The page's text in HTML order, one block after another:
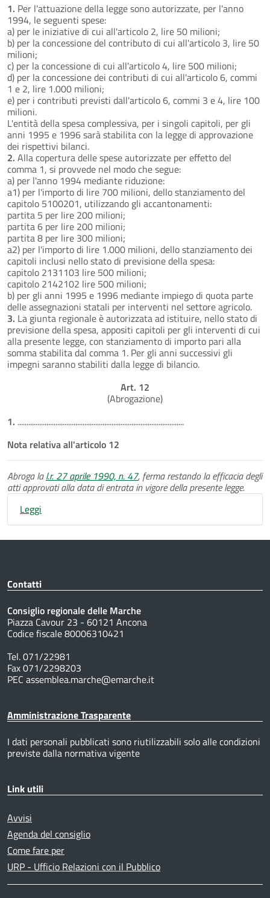
1. Per l'attuazione della legge sono autorizzate, per l'anno
1994, le seguenti spese:
a) per le iniziative di cui all'articolo 2, lire 50 milioni;
b) per la concessione del contributo di cui all'articolo 3, lire 50
milioni;
c) per la concessione di cui all'articolo 4, lire 500 milioni;
d) per la concessione dei contributi di cui all'articolo 6, commi
1 e 2, lire 1.000 milioni;
e) per i contributi previsti dall'articolo 6, commi 3 e 4, lire 100
milioni.
L'entità della spesa complessiva, per i singoli capitoli, per gli
anni 1995 e 1996 sarà stabilita con la legge di approvazione
dei rispettivi bilanci.
2. Alla copertura delle spese autorizzate per effetto del
comma 1, si provvede nel modo che segue:
a) per l'anno 1994 mediante riduzione:
a1) per l'importo di lire 700 milioni, dello stanziamento del
capitolo 5100201, utilizzando gli accantonamenti:
partita 5 per lire 200 milioni;
partita 6 per lire 200 milioni;
partita 8 per lire 300 milioni;
a2) per l'importo di lire 1.000 milioni, dello stanziamento dei
capitoli inclusi nello stato di previsione della spesa:
capitolo 2131103 lire 500 milioni;
capitolo 2142102 lire 500 milioni;
b) per gli anni 1995 e 1996 mediante impiego di quota parte
delle assegnazioni statali per interventi nel settore agricolo.
3. La giunta regionale è autorizzata ad istituire, nello stato di
previsione della spesa, appositi capitoli per gli interventi di cui
alla presente legge, con stanziamento di importo pari alla
somma stabilita dal comma 1. Per gli anni successivi gli
impegni saranno stabiliti dalla legge di bilancio.
Art. 12
(Abrogazione)
1. ............................................................................................
Nota relativa all'articolo 12
Abroga lal.r. 27 aprile 1990, n. 47, ferma restando la efficacia degli
atti approvati alla data di entrata in vigore della presente legge.
Leggi
Contatti
Consiglio regionale delle Marche
Piazza Cavour 23 - 60121 Ancona
Codice fiscale 80006310421
Tel. 071/22981
Fax 071/2298203
PEC assemblea.marche@emarche.it
Amministrazione Trasparente
I dati personali pubblicati sono riutilizzabili solo alle condizioni
previste dalla normativa vigente
Link utili
Avvisi
Agenda del consiglio
Come fare per
URP - Ufficio Relazioni con il Pubblico